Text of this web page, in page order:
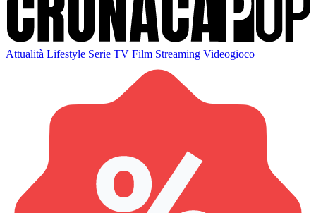
Attualità Lifestyle Serie TV Film Streaming Videogioco